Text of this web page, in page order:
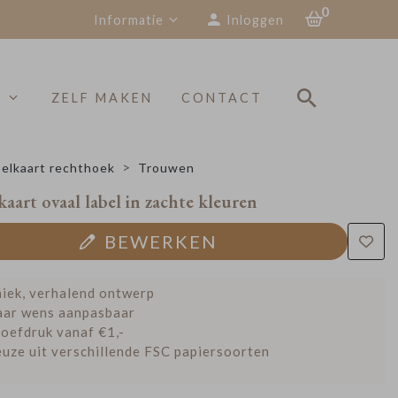
Informatie Inloggen
0
ZELF MAKEN CONTACT
rechthoek Trouwen
ovaal label in zachte kleuren
BEWERKEN
verhalend ontwerp
wens aanpasbaar
vanaf €1,-
uit verschillende FSC papiersoorten